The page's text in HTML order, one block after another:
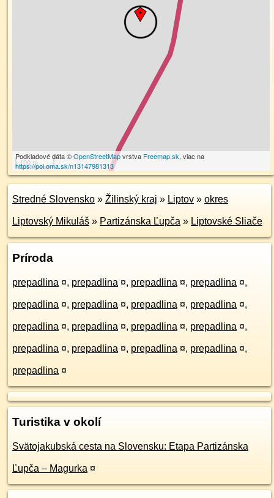
100 m
Podkladové dáta ©OpenStreetMapvrstva Freemap.sk, viac na
https://poi.oma.sk/n13147981313
Stredné Slovensko » Žilinský kraj » Liptov » okres
Liptovský Mikuláš » Partizánska Ľupča » Liptovské Sliače
Príroda
prepadlina ¤, prepadlina ¤, prepadlina ¤, prepadlina ¤,
prepadlina ¤, prepadlina ¤, prepadlina ¤, prepadlina ¤,
prepadlina ¤, prepadlina ¤, prepadlina ¤, prepadlina ¤,
prepadlina ¤, prepadlina ¤, prepadlina ¤, prepadlina ¤,
prepadlina ¤
Turistika v okolí
Svätojakubská cesta na Slovensku: Etapa Partizánska
Ľupča – Magurka ¤